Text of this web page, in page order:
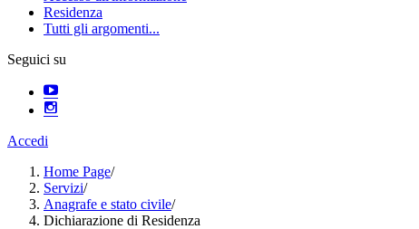
Residenza
Tutti gli argomenti...
Seguici su
Accedi
Home Page/
Servizi/
Anagrafe e stato civile/
Dichiarazione di Residenza